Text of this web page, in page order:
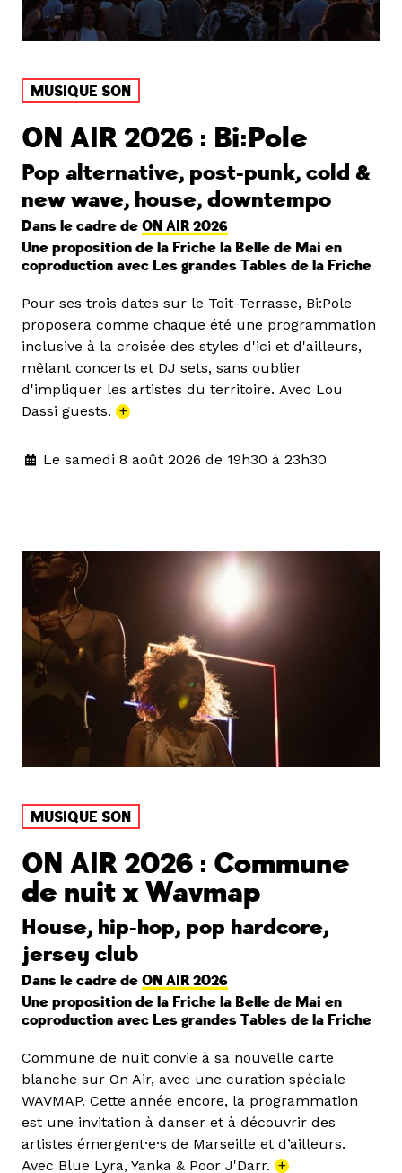
MUSIQUE SON
ON AIR 2026 : Bi:Pole
Pop alternative, post-punk, cold &
new wave, house, downtempo
Dans le cadre de ON AIR 2026
Une proposition de la Friche la Belle de Mai en
coproduction avec Les grandes Tables de la Friche
Pour ses trois dates sur le Toit-Terrasse, Bi:Pole
proposera comme chaque été une programmation
inclusive à la croisée des styles d'ici et d'ailleurs,
mêlant concerts et DJ sets, sans oublier
d'impliquer les artistes du territoire. Avec Lou
Dassi guests. +
Le samedi 8 août 2026 de 19h30 à 23h30
MUSIQUE SON
ON AIR 2026 : Commune
de nuit x Wavmap
House, hip-hop, pop hardcore,
jersey club
Dans le cadre de ON AIR 2026
Une proposition de la Friche la Belle de Mai en
coproduction avec Les grandes Tables de la Friche
Commune de nuit convie à sa nouvelle carte
blanche sur On Air, avec une curation spéciale
WAVMAP. Cette année encore, la programmation
est une invitation à danser et à découvrir des
artistes émergent·e·s de Marseille et d’ailleurs.
Avec Blue Lyra, Yanka & Poor J'Darr. +